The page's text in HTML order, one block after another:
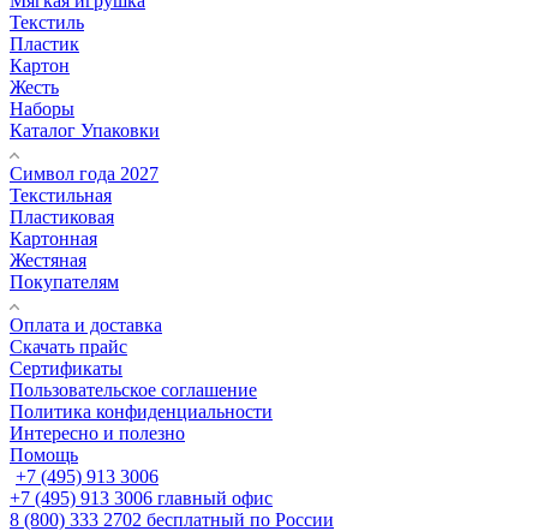
Текстиль
Пластик
Картон
Жесть
Наборы
Каталог Упаковки
Символ года 2027
Текстильная
Пластиковая
Картонная
Жестяная
Покупателям
Оплата и доставка
Скачать прайс
Сертификаты
Пользовательское соглашение
Политика конфиденциальности
Интересно и полезно
Помощь
+7 (495) 913 3006
+7 (495) 913 3006 главный офис
8 (800) 333 2702 бесплатный по России